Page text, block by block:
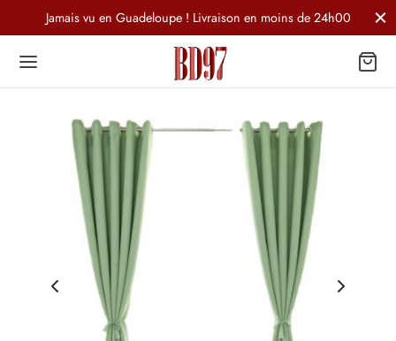
Jamais vu en Guadeloupe ! Livraison en moins de 24h00